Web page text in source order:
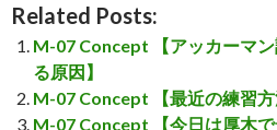
Related Posts:
M-07 Concept 【アッカーマ
る原因】
M-07 Concept 【最近の練習方
M-07 Concept 【今日は厚木で